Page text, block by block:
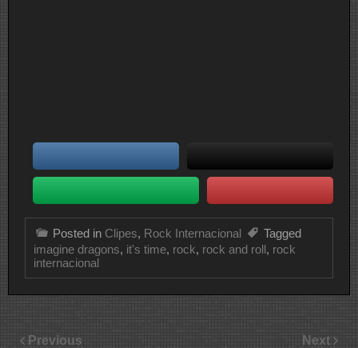
Posted in Clipes, Rock Internacional
Tagged
imagine dragons, it's time, rock, rock and roll, rock
internacional
Previous Next